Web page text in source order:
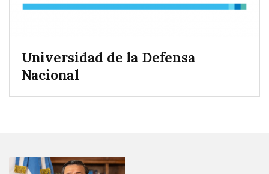
Universidad de la Defensa
Nacional